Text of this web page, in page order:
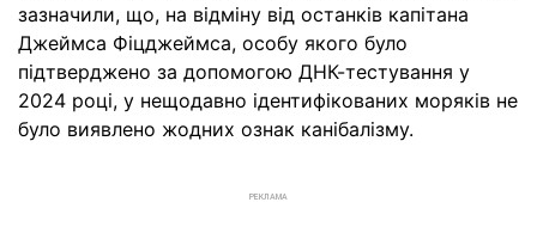
зазначили, що, на відміну від останків капітана
Джеймса Фіцджеймса, особу якого було
підтверджено за допомогою ДНК-тестування у
2024 році, у нещодавно ідентифікованих моряків не
було виявлено жодних ознак канібалізму.
РЕКЛАМА